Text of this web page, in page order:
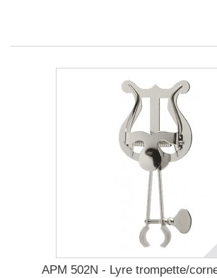
APM 502N - Lyre trompette/